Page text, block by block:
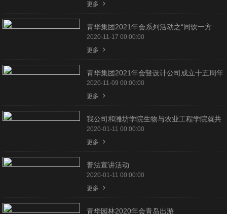
更多
青华集团2021年会系列活动之“同饮一方
水，共护母亲河”公益越野赛
2020-11-17 00:00:00
更多
青华集团2021年会暨设计公司成立十五周年
庆典系列活动之篮球大赛 | 小组赛开幕
2020-11-09 00:00:00
更多
我公司和潍坊学院生物与农业工程学院就共
建教学实践基地签约揭牌
2020-01-11 00:00:00
更多
普法宣讲活动
2020-01-11 00:00:00
更多
青华园林2020年会青岛出游